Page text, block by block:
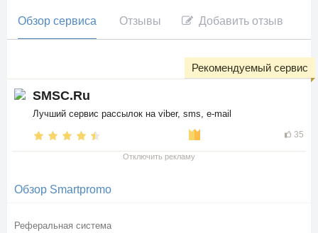
Обзор сервиса Отзывы Добавить отзыв
SMSC.Ru
Лучший сервис рассылок на viber, sms, e-mail
35
Рекомендуемый сервис
Отключить рекламу
Обзор Smartpromo
Реферальная система